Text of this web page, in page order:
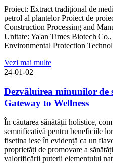
Proiect: Extract tradițional de
petrol al plantelor Proiect de
Construction Processing and
Unitate: Ya'an Times Biotech
Environmental Protection
Vezi mai multe
24-01-02
Dezvăluirea minunilor de
Gateway to Wellness
În căutarea sănătății holistice,
semnificativă pentru beneficiile
fisetina iese în evidență ca un
proprietăți de promovare a
valorificării puterii elementului